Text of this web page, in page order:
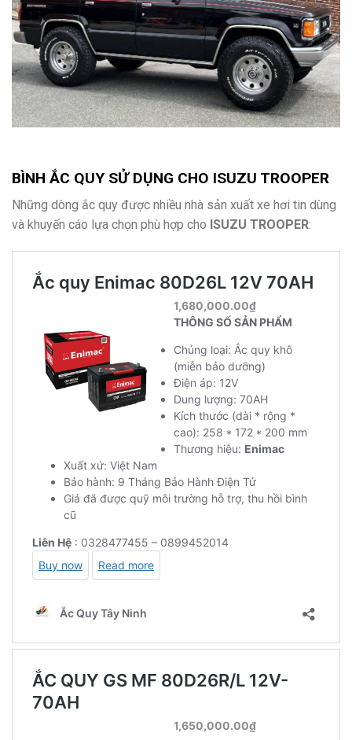
BÌNH ẮC QUY SỬ DỤNG CHO ISUZU TROOPER
Những dòng ắc quy được nhiều nhà sản xuất xe hơi tin dùng
và khuyến cáo lựa chọn phù hợp cho ISUZU TROOPER: